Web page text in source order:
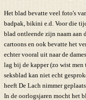
Het blad bevatte veel foto's
badpak, bikini e.d. Voor die
blad ontleende zijn naam aan
cartoons en ook bevatte het
echter vooral uit naar de
lag bij de kapper (zo wist men
seksblad kan niet echt
heeft De Lach nimmer
In de oorlogsjaren mocht het